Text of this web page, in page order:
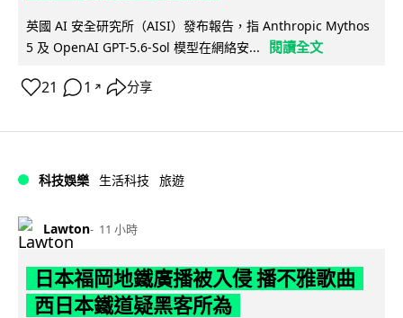
英國 AI 安全研究所（AISI）發布報告，指 Anthropic Mythos
5 及 OpenAI GPT-5.6-Sol 模型在網絡安...
閱讀全文
21 1 ↗ 分享
科技娛樂 生活科技 旅遊
Lawton 11 小時
日本福岡地鐵廣播被入侵 播不雅歌曲
西日本鐵道疑黑客所為